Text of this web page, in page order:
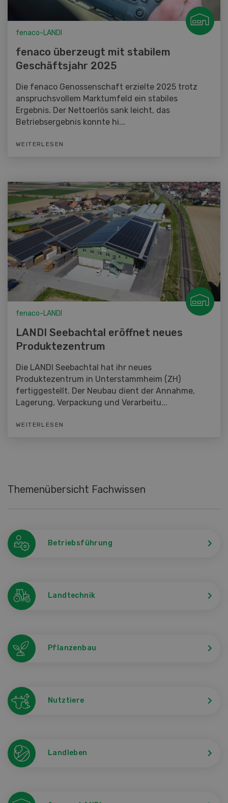
fenaco-LANDI
fenaco überzeugt mit stabilem
Geschäftsjahr 2025
Die fenaco Genossenschaft erzielte 2025 trotz
anspruchsvollem Marktumfeld ein stabiles
Ergebnis. Der Nettoerlös sank leicht, das
Betriebsergebnis konnte hi...
WEITERLESEN
fenaco-LANDI
LANDI Seebachtal eröffnet neues
Produktezentrum
Die LANDI Seebachtal hat ihr neues
Produktezentrum in Unterstammheim (ZH)
fertiggestellt. Der Neubau dient der Annahme,
Lagerung, Verpackung und Verarbeitu...
WEITERLESEN
Themenübersicht Fachwissen
Betriebsführung
Landtechnik
Pflanzenbau
Nutztiere
Landleben